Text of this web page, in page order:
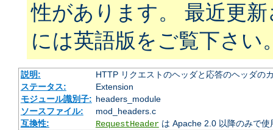
性があります。 最近更
には英語版をご覧下さい
説明:
HTTP リクエストのヘッダと応答のヘッダの
ステータス:
Extension
モジュール識別子: headers_module
ソースファイル:
mod_headers.c
互換性:
RequestHeaderは Apache 2.0 以降のみで使